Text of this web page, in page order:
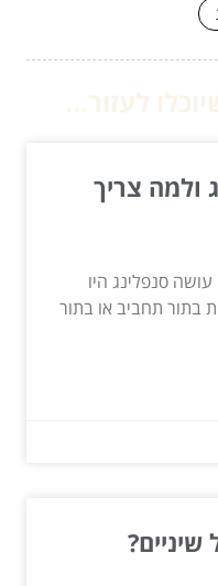
ולמה צריך
סנפלינג היו
בתור תחביב או בתור